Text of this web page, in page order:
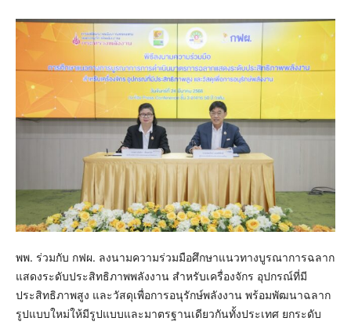
พพ. ร่วมกับ กฟผ. ลงนามความร่วมมือศึกษาแนวทางบูรณาการฉลาก
แสดงระดับประสิทธิภาพพลังงาน สำหรับเครื่องจักร อุปกรณ์ที่มี
ประสิทธิภาพสูง และวัสดุเพื่อการอนุรักษ์พลังงาน พร้อมพัฒนาฉลาก
รูปแบบใหม่ให้มีรูปแบบและมาตรฐานเดียวกันทั้งประเทศ ยกระดับ